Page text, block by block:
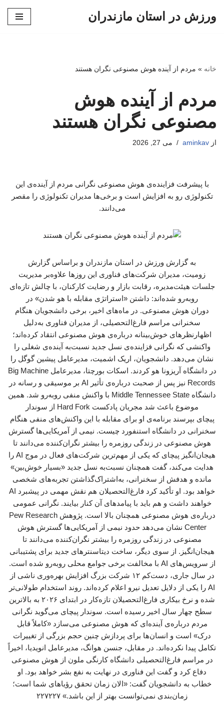
ورزش در استان مازندران
خانه » مردم از آینده هوش مصنوعی نگران هستند
مردم از آینده هوش
مصنوعی نگران هستند
از aminkav می 27, 2026
با پیشرفت فزاینده‌ی هوش مصنوعی نگرانی مردم از آینده‌ی این
تکنولوژی رو به افزایش است و برخی‌ها مدیران تکنولوژی را مقصر
می‌دانند.
به گزارش ورزش در استان مازندران و براساس گزارش
زومیت، مدیران شرکت‌های فناوری این روزها علاوه‌بر مدیریت
جلسات هیئت‌مدیره، رقابت بازار و رضایت کارکنان، با چالش تازه‌ای
روبه‌رو شده‌اند: داشتن «استراتژی مقابله با هو شدن» در
دوران هوش مصنوعی. در ماه‌های اخیر، برخی دانشجویان هنگام
سخنرانی مراسم فارغ‌التحصیلی، از مدیران فناوری به‌دلیل
اظهارنظرهای خوش‌بینانه درباره‌ی هوش مصنوعی انتقاد کرده‌اند؛
واکنشی که نگرانی فزاینده‌ی نسل جدید نسبت‌به آینده‌ی شغلی را
نشان می‌دهد. دانشجویان، اریک اشمیت، مدیرعامل پیشین گوگل را
در دانشگاه آریزونا هو کردند. ‌اسکات بورچتا، مدیرعامل ‌Big Machine
Records نیز پس از صحبت درباره‌ی تأثیر AI بر موسیقی و رسانه در
دانشگاه Middle Tennessee State با واکنش منفی روبه‌رو شد. همین
موضوع باعث شد مجریان پادکست ‌Hard Fork از سوندار
پیچای بپرسند برنامه‌ی او برای مقابله با این واکنش‌های منفی هنگام
سخنرانی در دانشگاه استنفورد چیست. نیمی از آمریکایی‌ها گسترش
هوش مصنوعی در زندگی روزمره را بیشتر نگران‌کننده می‌دانند تا
هیجان‌انگیز پیچای که یکی از مهم‌ترین شرکت‌های فعال در موج AI را
هدایت می‌کند، گفت همچنان نسبت‌به نسل جدید «بسیار خوش‌بین»
مانده و هدفش از سخنرانی، به‌اشتراک‌گذاشتن تجربه‌های شخصی
خواهد بود. او تأکید کرد فارغ‌التحصیلان هم نقش مهمی در پیشبرد AI
خواهند داشت و هم باید با پیامدهای آن کنار بیایند. نگرانی عمومی
درباره‌ی هوش مصنوعی همچنان بالا است. پژوهش ‌Pew Research
Center نشان می‌دهد حدود نیمی از آمریکایی‌ها گسترش هوش
مصنوعی در زندگی روزمره را بیشتر نگران‌کننده می‌دانند تا
هیجان‌انگیز. از سوی دیگر، ساخت دیتاسنترهای جدید برای پشتیبانی
از سرویس‌های AI با مخالفت برخی جوامع محلی روبه‌رو شده است.
در سال جاری، دست‌کم ۱۲ شرکت بزرگ افزایش بهره‌وری ناشی از
AI را یکی از دلایل تعدیل نیرو اعلام کرده‌اند. روند استخدام طولانی‌تر
شده و نرخ بیکاری فارغ‌التحصیلان تازه‌کار در ابتدای ۲۰۲۶ به بالاترین
سطح چهار سال اخیر رسیده است. سوندار پیچای می‌گوید نگرانی
مردم درباره‌ی آینده‌ای که هوش مصنوعی می‌سازد «کاملاً قابل
درک» است و انسان‌ها برای پردازش چنین حجم بزرگی از تغییرات
تکامل پیدا نکرده‌اند. در مقابل، جنسن هوانگ، مدیرعامل انویدیا، اخیراً
در مراسم فارغ‌التحصیلی دانشگاه ‌کارنگی ملون از هوش مصنوعی
دفاع کرد و گفت این فناوری در نهایت به نفع بشر خواهد بود. او
خطاب به دانشجویان گفت: «الان زمان تحقق رؤیاهای شما است؛
زمان‌بندی نمی‌توانست بهتر از این باشد.» ۲۲۷۲۲۷